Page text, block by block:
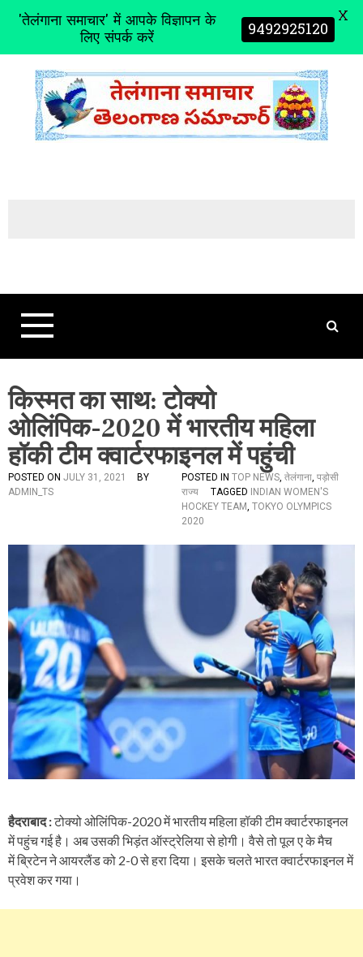
t
किस्मत का साथ: टोक्यो
ओलिंपिक-2020 में भारतीय महिला
हॉकी टीम क्वार्टरफाइनल में पहुंची
POSTED ON JULY 31, 2021
BY
ADMIN_TS
POSTED IN TOP NEWS, तेलंगाना, पड़ोसी
राज्य
TAGGED
INDIAN WOMEN'S
HOCKEY TEAM, TOKYO OLYMPICS
2020
हैदराबाद :टोक्यो ओलिंपिक-2020 में भारतीय महिला हॉकी टीम क्वार्टरफाइनल
में पहुंच गई है। अब उसकी भिड़ंत ऑस्ट्रेलिया से होगी। वैसे तो पूल ए के मैच
में ब्रिटेन ने आयरलैंड को 2-0 से हरा दिया। इसके चलते भारत क्वार्टरफाइनल में
प्रवेश कर गया।
'तेलंगाना समाचार' में आपके विज्ञापन के
लिए संपर्क करें 9492925120 X